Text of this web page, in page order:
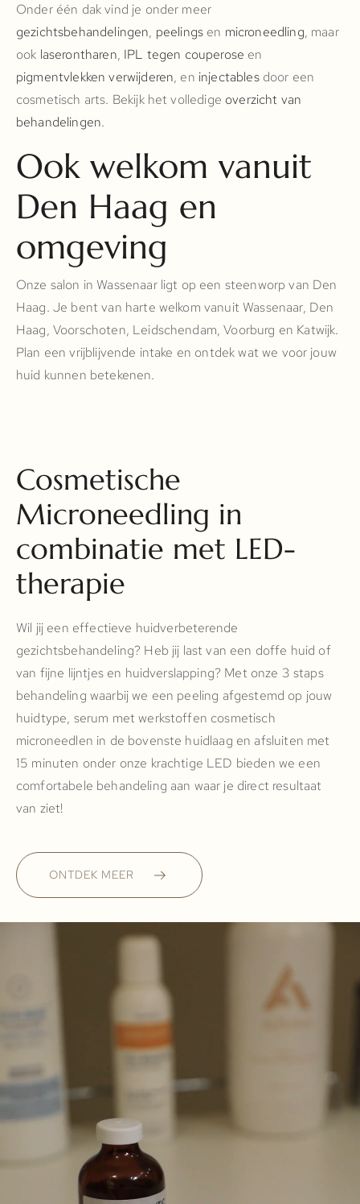
Onder één dak vind je onder meer
gezichtsbehandelingen, peelingsen microneedling, maar
ook laserontharen, IPL tegen couperose en
pigmentvlekken verwijderen, en injectablesdoor een
cosmetisch arts. Bekijk het volledige overzicht van
behandelingen.
Ook welkom vanuit
Den Haag en
omgeving
Onze salon in Wassenaar ligt op een steenworp van Den
Haag. Je bent van harte welkom vanuit Wassenaar, Den
Haag, Voorschoten, Leidschendam, Voorburg en Katwijk.
Plan een vrijblijvende intake en ontdek wat we voor jouw
huid kunnen betekenen.
Cosmetische
Microneedling in
combinatie met LED-
therapie
Wil jij een effectieve huidverbeterende
gezichtsbehandeling? Heb jij last van een doffe huid of
van fijne lijntjes en huidverslapping? Met onze 3 staps
behandeling waarbij we een peeling afgestemd op jouw
huidtype, serum met werkstoffen cosmetisch
microneedlen in de bovenste huidlaag en afsluiten met
15 minuten onder onze krachtige LED bieden we een
comfortabele behandeling aan waar je direct resultaat
van ziet!
ONTDEK MEER